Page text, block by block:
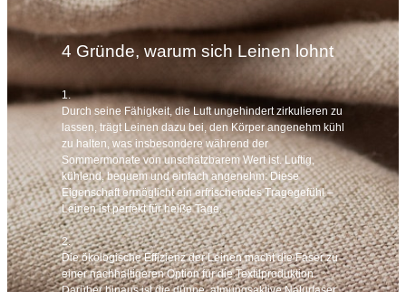
4 Gründe, warum sich Leinen lohnt
1.
Durch seine Fähigkeit, die Luft ungehindert zirkulieren zu
lassen, trägt Leinen dazu bei, den Körper angenehm kühl
zu halten, was insbesondere während der
Sommermonate von unschätzbarem Wert ist. Luftig,
kühlend, bequem und einfach angenehm: Diese
Eigenschaft ermöglicht ein erfrischendes Tragegefühl –
Leinen ist perfekt für heiße Tage.
2.
Die ökologische Effizienz der Leinen macht die Faser zu
einer nachhaltigeren Option für die Textilproduktion.